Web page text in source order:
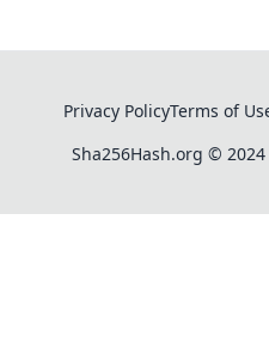
Privacy PolicyTerms of
Sha256Hash.org © 2024